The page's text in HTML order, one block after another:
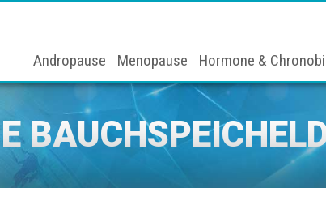
Andropause Menopause Hormone &